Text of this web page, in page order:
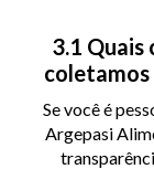
3.1 Quais
Se você é
Argepasi